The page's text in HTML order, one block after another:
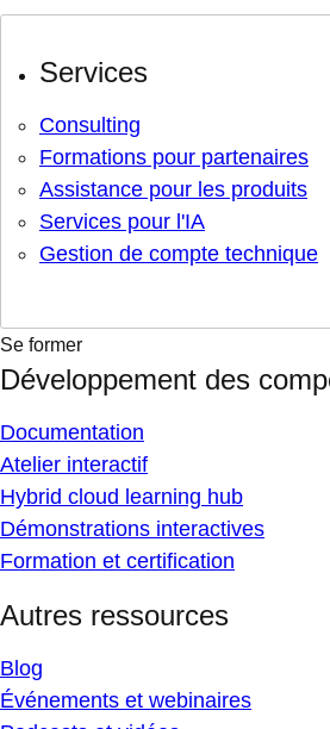
Services
Consulting
Formations pour partenaires
Assistance pour les produits
Services pour l'IA
Gestion de compte technique
Se former
Développement des
Documentation
Atelier interactif
Hybrid cloud learning hub
Démonstrations interactives
Formation et certification
Autres ressources
Blog
Événements et webinaires